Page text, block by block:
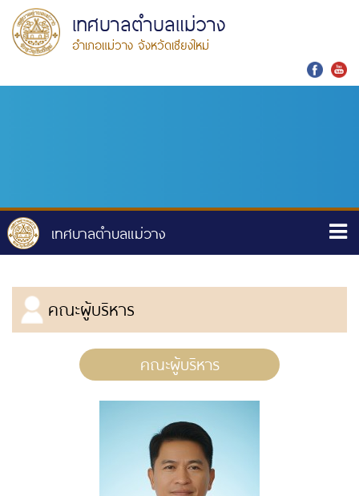
เทศบาลตำบลแม่วาง
อำเภอแม่วาง จังหวัดเชียงใหม่
คณะผู้บริหาร
คณะผู้บริหาร